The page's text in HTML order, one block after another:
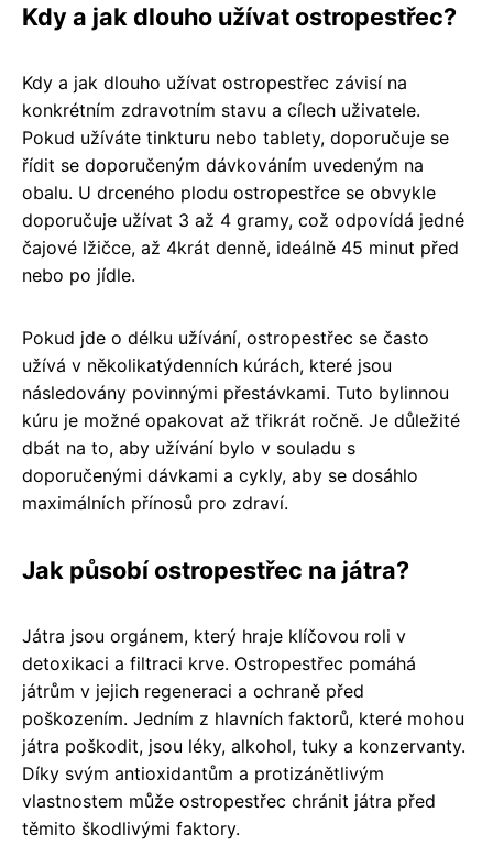
Kdy a jak dlouho užívat ostropestřec?
Kdy a jak dlouho užívat ostropestřec závisí na
konkrétním zdravotním stavu a cílech uživatele.
Pokud užíváte tinkturu nebo tablety, doporučuje se
řídit se doporučeným dávkováním uvedeným na
obalu. U drceného plodu ostropestřce se obvykle
doporučuje užívat 3 až 4 gramy, což odpovídá jedné
čajové lžičce, až 4krát denně, ideálně 45 minut před
nebo po jídle.
Pokud jde o délku užívání, ostropestřec se často
užívá v několikatýdenních kúrách, které jsou
následovány povinnými přestávkami. Tuto bylinnou
kúru je možné opakovat až třikrát ročně. Je důležité
dbát na to, aby užívání bylo v souladu s
doporučenými dávkami a cykly, aby se dosáhlo
maximálních přínosů pro zdraví.
Jak působí ostropestřec na játra?
Játra jsou orgánem, který hraje klíčovou roli v
detoxikaci a filtraci krve. Ostropestřec pomáhá
játrům v jejich regeneraci a ochraně před
poškozením. Jedním z hlavních faktorů, které mohou
játra poškodit, jsou léky, alkohol, tuky a konzervanty.
Díky svým antioxidantům a protizánětlivým
vlastnostem může ostropestřec chránit játra před
těmito škodlivými faktory.